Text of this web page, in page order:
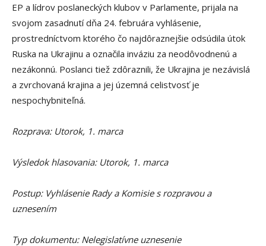
EP a lídrov poslaneckých klubov v Parlamente, prijala na
svojom zasadnutí dňa 24. februára vyhlásenie,
prostredníctvom ktorého čo najdôraznejšie odsúdila útok
Ruska na Ukrajinu a označila inváziu za neodôvodnenú a
nezákonnú. Poslanci tiež zdôraznili, že Ukrajina je nezávislá
a zvrchovaná krajina a jej územná celistvosť je
nespochybniteľná.
Rozprava: Utorok, 1. marca
Výsledok hlasovania: Utorok, 1. marca
Postup: Vyhlásenie Rady a Komisie s rozpravou a
uznesením
Typ dokumentu: Nelegislatívne uznesenie